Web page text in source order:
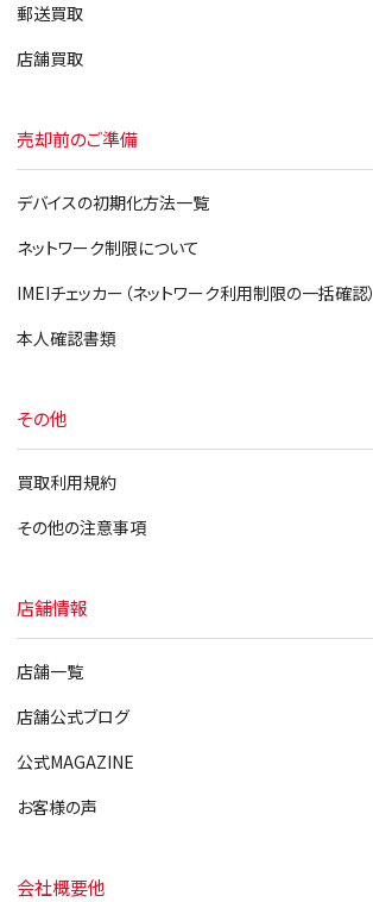
郵送買取
店舗買取
売却前のご準備
デバイスの初期化方法一覧
ネットワーク制限について
IMEIチェッカー（ネットワーク利用制限の一括確認）
本人確認書類
その他
買取利用規約
その他の注意事項
店舗情報
店舗一覧
店舗公式ブログ
公式MAGAZINE
お客様の声
会社概要他